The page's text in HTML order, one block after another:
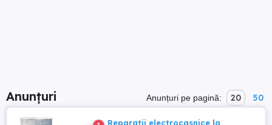
Anunțuri Anunțuri pe pagină: 20 50
Reparatii electrocasnice la